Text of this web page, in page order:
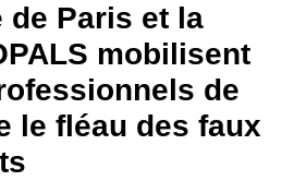
de Paris et la
mobilisent
de
le fléau des faux